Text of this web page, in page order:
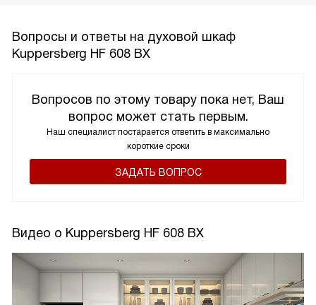
Вопросы и ответы на духовой шкаф
Kuppersberg HF 608 BX
Вопросов по этому товару пока нет, Ваш
вопрос может стать первым.
Наш специалист постарается ответить в максимально
короткие сроки
ЗАДАТЬ ВОПРОС
Видео о Kuppersberg HF 608 BX